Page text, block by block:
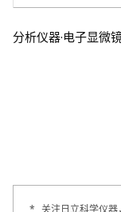
分析仪器·电子显微
* 关注日立科学仪